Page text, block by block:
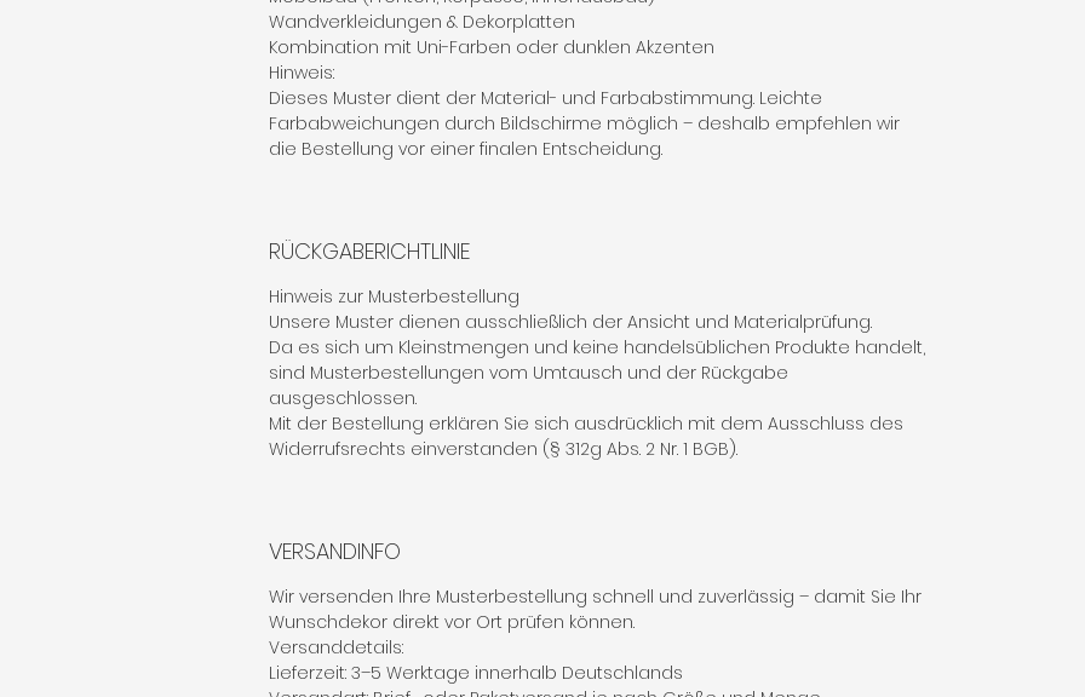
Wandverkleidungen & Dekorplatten
Kombination mit Uni-Farben oder dunklen Akzenten
Hinweis:
Dieses Muster dient der Material- und Farbabstimmung. Leichte
Farbabweichungen durch Bildschirme möglich – deshalb empfehlen wir
die Bestellung vor einer finalen Entscheidung.
RÜCKGABERICHTLINIE
Hinweis zur Musterbestellung
Unsere Muster dienen ausschließlich der Ansicht und Materialprüfung.
Da es sich um Kleinstmengen und keine handelsüblichen Produkte handelt,
sind Musterbestellungen vom Umtausch und der Rückgabe
ausgeschlossen.
Mit der Bestellung erklären Sie sich ausdrücklich mit dem Ausschluss des
Widerrufsrechts einverstanden (§ 312g Abs. 2 Nr. 1 BGB).
VERSANDINFO
Wir versenden Ihre Musterbestellung schnell und zuverlässig – damit Sie Ihr
Wunschdekor direkt vor Ort prüfen können.
Versanddetails:
Lieferzeit: 3–5 Werktage innerhalb Deutschlands